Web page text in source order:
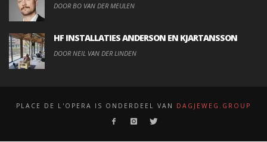
DOOR BO VAN DER MEULEN
HF INSTALLATIES ANDERSON EN KJARTANSSON
DOOR NEIL VAN DER LINDEN
PLACE DE L'OPERA IS ONDERDEEL VAN DAGJEWEG.GROUP